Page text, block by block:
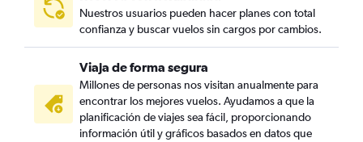
Nuestros usuarios pueden hacer planes con total
confianza y buscar vuelos sin cargos por cambios.
Viaja de forma segura
Millones de personas nos visitan anualmente para
encontrar los mejores vuelos. Ayudamos a que la
planificación de viajes sea fácil, proporcionando
información útil y gráficos basados en datos que